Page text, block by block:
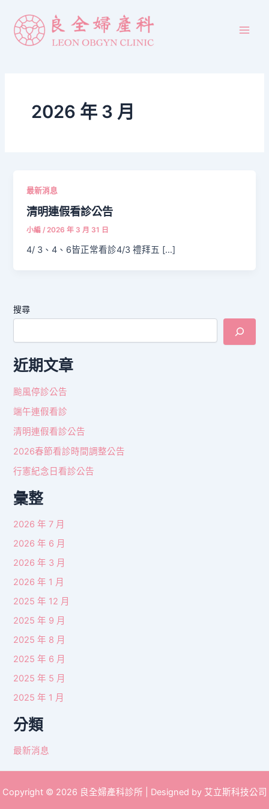
2026 年 3 月
最新消息
清明連假看診公告
小編/2026 年 3 月 31 日
4/ 3、4、6皆正常看診4/3 禮拜五 […]
搜尋
近期文章
颱風停診公告
端午連假看診
清明連假看診公告
2026春節看診時間調整公告
行憲紀念日看診公告
彙整
2026 年 7 月
2026 年 6 月
2026 年 3 月
2026 年 1 月
2025 年 12 月
2025 年 9 月
2025 年 8 月
2025 年 6 月
2025 年 5 月
2025 年 1 月
分類
最新消息
Copyright © 2026 良全婦產科診所 | Designed by 艾立斯科技公司